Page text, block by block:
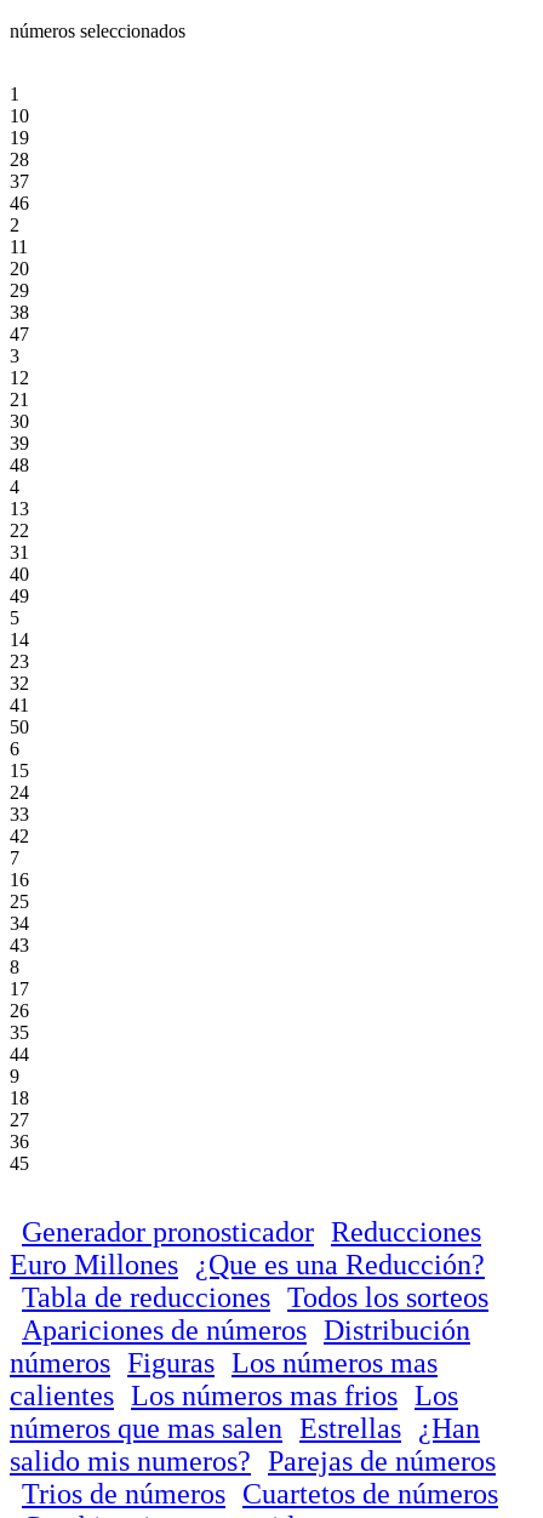
números seleccionados
1
10
19
28
37
46
2
11
20
29
38
47
3
12
21
30
39
48
4
13
22
31
40
49
5
14
23
32
41
50
6
15
24
33
42
7
16
25
34
43
8
17
26
35
44
9
18
27
36
45
Generador pronosticador Reducciones
Euro Millones
¿Que es una Reducción?
Tabla de reducciones Todos los sorteos
Apariciones de números Distribución
números Figuras Los números mas
calientes Los números mas frios Los
números que mas salen Estrellas
¿Han
salido mis numeros? Parejas de números
Trios de números Cuartetos de números